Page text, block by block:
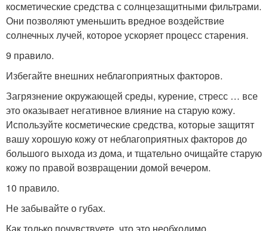
косметические средства с солнцезащитными фильтрами.
Они позволяют уменьшить вредное воздействие
солнечных лучей, которое ускоряет процесс старения.
9 правило.
Избегайте внешних неблагоприятных факторов.
Загрязнение окружающей среды, курение, стресс … все
это оказывает негативное влияние на старую кожу.
Используйте косметические средства, которые защитят
вашу хорошую кожу от неблагоприятных факторов до
большого выхода из дома, и тщательно очищайте старую
кожу по правой возвращении домой вечером.
10 правило.
Не забывайте о губах.
Как только почувствуете, что это необходимо,